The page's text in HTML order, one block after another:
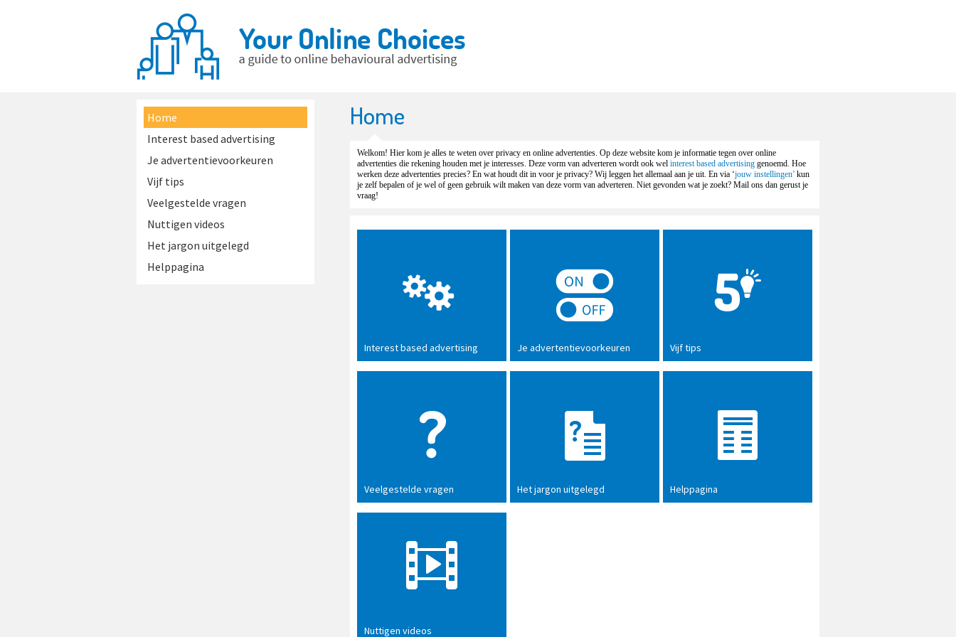
Home
Interest based advertising
Je advertentievoorkeuren
Vijf tips
Veelgestelde vragen
Nuttigen videos
Het jargon uitgelegd
Helppagina
Home
Welkom! Hier kom je alles te weten over privacy en online advertenties. Op deze website kom je informatie tegen over online
advertenties die rekening houden met je interesses. Deze vorm van adverteren wordt ook wel interest based advertising genoemd. Hoe
werken deze advertenties precies? En wat houdt dit in voor je privacy? Wij leggen het allemaal aan je uit. En via ‘jouw instellingen’ kun
je zelf bepalen of je wel of geen gebruik wilt maken van deze vorm van adverteren. Niet gevonden wat je zoekt? Mail ons dan gerust je
vraag!
Interest based advertising Je advertentievoorkeuren Vijf tips
Veelgestelde vragen Het jargon uitgelegd Helppagina
Nuttigen videos